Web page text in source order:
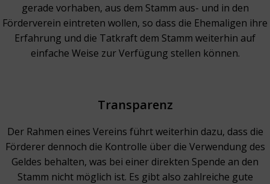
gerade vorhaben, aus dem Stamm aus- und in den
Förderverein eintreten wollen, so dass die Ehemaligen ihre
Erfahrung und die Tatkraft dem Stamm weiterhin auf
einfache Weise zur Verfügung stellen können.
Transparenz
Der Rahmen eines Vereins führt weiterhin dazu, dass die
Förderer dennoch die Kontrolle über die Verwendung des
Geldes behalten, was bei einer direkten Spende an den
Stamm nicht möglich ist. Es gibt also zahlreiche gute